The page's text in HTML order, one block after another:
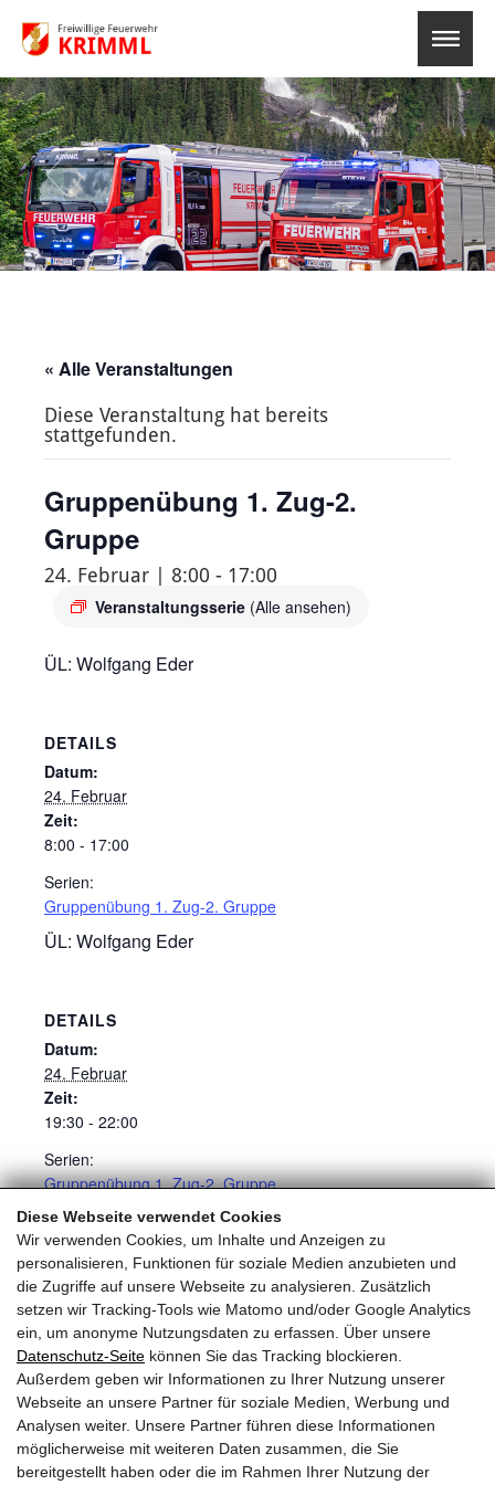
Diese Webseite verwendet Cookies
Wir verwenden Cookies, um Inhalte und Anzeigen zu
personalisieren, Funktionen für soziale Medien anzubieten und
die Zugriffe auf unsere Webseite zu analysieren. Zusätzlich
setzen wir Tracking-Tools wie Matomo und/oder Google Analytics
ein, um anonyme Nutzungsdaten zu erfassen. Über unsere
Datenschutz-Seite können Sie das Tracking blockieren.
Außerdem geben wir Informationen zu Ihrer Nutzung unserer
Webseite an unsere Partner für soziale Medien, Werbung und
Analysen weiter. Unsere Partner führen diese Informationen
möglicherweise mit weiteren Daten zusammen, die Sie
bereitgestellt haben oder die im Rahmen Ihrer Nutzung der
« Alle Veranstaltungen
Diese Veranstaltung hat bereits
stattgefunden.
Gruppenübung 1. Zug-2.
Gruppe
24. Februar | 8:00 - 17:00
Veranstaltungsserie (Alle ansehen)
ÜL: Wolfgang Eder
DETAILS
Datum:
24. Februar
Zeit:
8:00 - 17:00
Serien:
Gruppenübung 1. Zug-2. Gruppe
ÜL: Wolfgang Eder
DETAILS
Datum:
24. Februar
Zeit:
19:30 - 22:00
Serien:
Gruppenübung 1. Zug-2. Gruppe
Gruppenübung 1. Zug-1.
Gruppe
Gruppenübung 1. Zug-2.
Gruppe
FREIWILLIGE FEUERWEHR KRIMML
Oberkrimml 203